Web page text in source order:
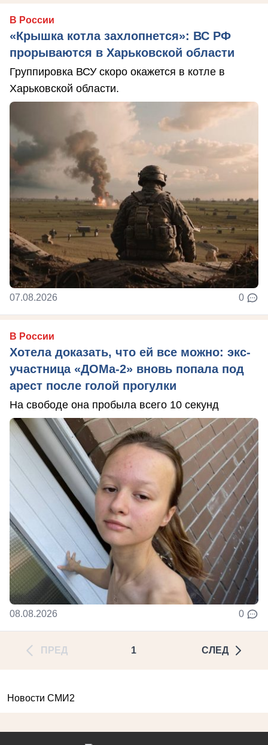
В России
«Крышка котла захлопнется»: ВС РФ
прорываются в Харьковской области
Группировка ВСУ скоро окажется в котле в
Харьковской области.
07.08.2026 0
В России
Хотела доказать, что ей все можно: экс-
участница «ДОМа-2» вновь попала под
арест после голой прогулки
На свободе она пробыла всего 10 секунд
08.08.2026 0
ПРЕД 1 СЛЕД
Новости СМИ2